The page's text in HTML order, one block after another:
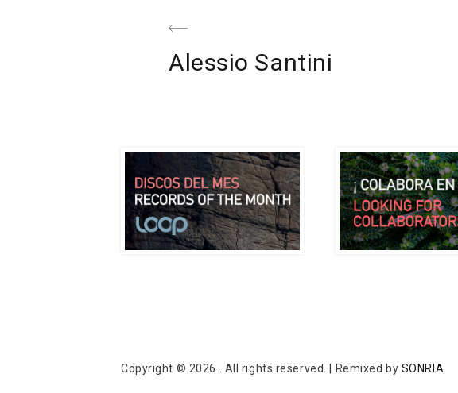
Navegación
de
Previous
Alessio Santini
Copyright © 2026 . All rights reserved. Remixed by SONRIA